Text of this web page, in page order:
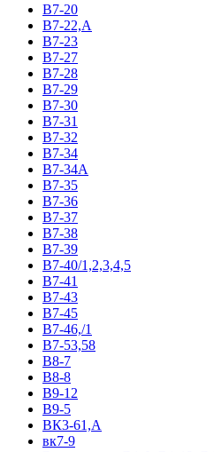
В7-20
В7-22,А
В7-23
В7-27
В7-28
В7-29
В7-30
В7-31
В7-32
В7-34
В7-34А
В7-35
В7-36
В7-37
В7-38
В7-39
В7-40/1,2,3,4,5
В7-41
В7-43
В7-45
В7-46,/1
В7-53,58
В8-7
В8-8
В9-12
В9-5
ВК3-61,А
вк7-9